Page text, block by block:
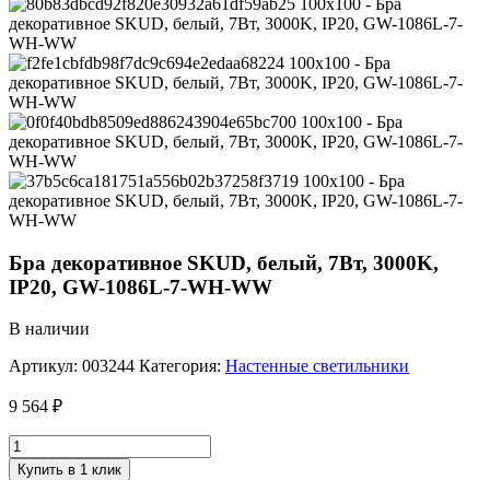
Бра декоративное SKUD, белый, 7Вт, 3000K,
IP20, GW-1086L-7-WH-WW
В наличии
Артикул: 003244 Категория: Настенные светильники
9 564 ₽
Купить в 1 клик